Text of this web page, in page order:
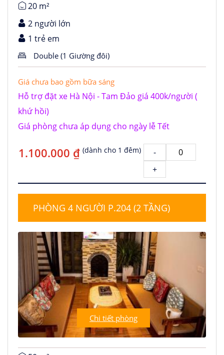
20 m²
2 người lớn
1 trẻ em
Double (1 Giường đôi)
Giá chưa bao gồm bữa sáng
Hỗ trợ đặt xe Hà Nội - Tam Đảo giá 400k/người (
khứ hồi)
Giá phòng chưa áp dụng cho ngày lễ Tết
1.100.000 ₫ (dành cho 1 đêm)
-
+
PHÒNG 4 NGƯỜI P.204 (2 TẦNG)
Chi tiết phòng